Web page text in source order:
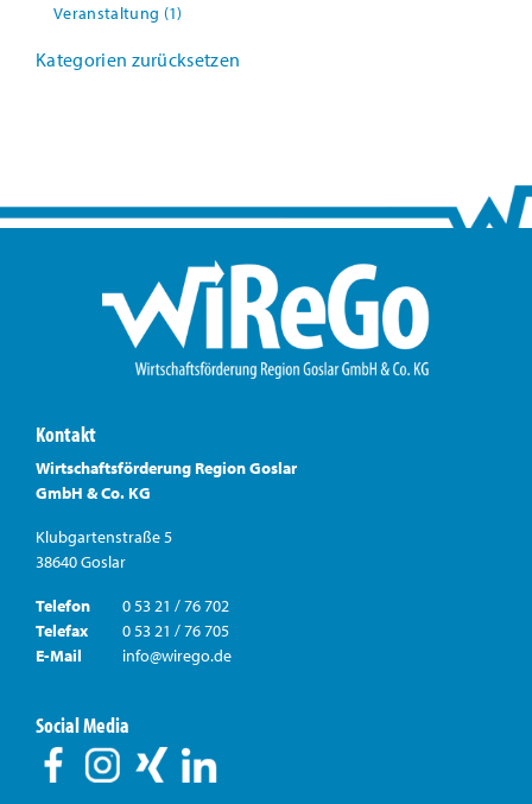
Veranstaltung (1)
Kategorien zurücksetzen
Kontakt
Wirtschaftsförderung Region Goslar
GmbH & Co. KG
Klubgartenstraße 5
38640 Goslar
Telefon
0 53 21 / 76 702
Telefax
0 53 21 / 76 705
E-Mail
info@wirego.de
Social Media